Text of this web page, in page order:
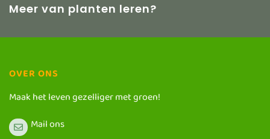
Meer van planten leren?
OVER ONS
Maak het leven gezelliger met groen!
Mail ons